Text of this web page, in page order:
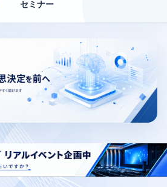
セミナー